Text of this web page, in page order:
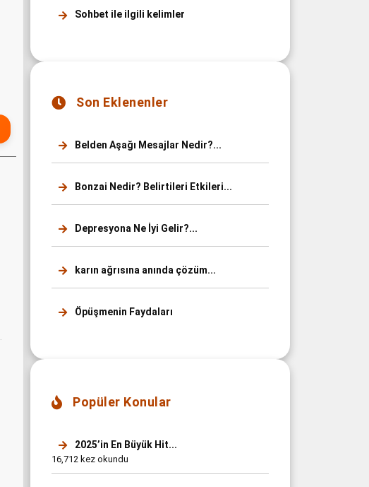
Sohbet ile ilgili kelimler
Son Eklenenler
Belden Aşağı Mesajlar Nedir?...
Bonzai Nedir? Belirtileri Etkileri...
Depresyona Ne İyi Gelir?...
karın ağrısına anında çözüm...
Öpüşmenin Faydaları
Popüler Konular
2025’in En Büyük Hit...
16,712 kez okundu